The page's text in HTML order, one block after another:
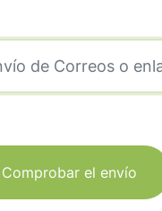
Comprobar el envío